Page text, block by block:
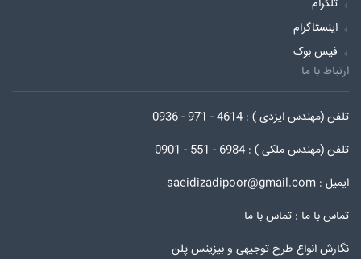
تلگرام
اینستاگرام
فیس بوک
ارتباط با ما
تلفن (مهندس ایزدی ) : 4614 - 971 - 0936
تلفن (مهندس ملکی ) : 6984 - 551 - 0901
ایمیل : saeidizadipoor@gmail.com
تماس با ما : تماس با ما
نگارش انواع طرح توجیهی و بیزینس پلن